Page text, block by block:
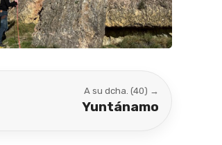
A su dcha. (40) →
Yuntánamo